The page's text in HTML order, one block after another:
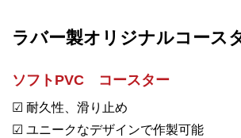
ラバー製オリジナルコース
ソフトPVC コースター
☑ 耐久性、滑り止め
☑ ユニークなデザインで作製可能